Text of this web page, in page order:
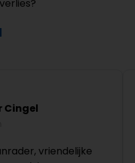
Cingel
vriendelijke